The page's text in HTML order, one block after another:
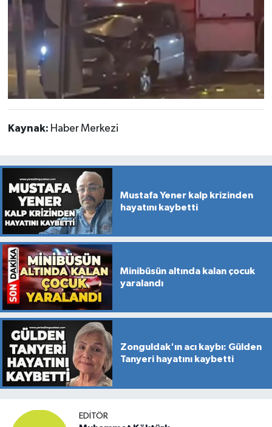
Kaynak: Haber Merkezi
Mustafa Yener kalp krizinden
hayatını kaybetti
Minibüsün altında kalan çocuk
yaralandı
Zonguldak'ın acı kaybı: Gülden
Tanyeri hayatını kaybetti
EDITÖR